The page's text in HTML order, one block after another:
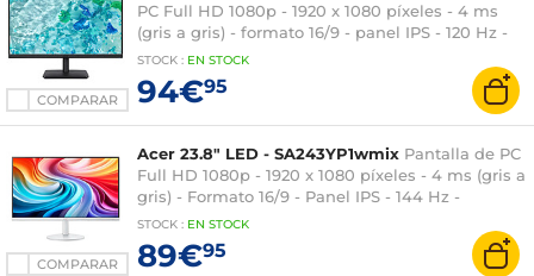
COMPARAR
PC Full HD 1080p - 1920 x 1080 píxeles - 4 ms
(gris a gris) - formato 16/9 - panel IPS - 120 Hz -
Adaptive-Sync - HDMI/DisplayPort/VGA -
Altavoces - Negro
STOCK : EN STOCK
94€95
COMPARAR
Acer 23.8" LED - SA243YP1wmix Pantalla de PC
Full HD 1080p - 1920 x 1080 píxeles - 4 ms (gris a
gris) - Formato 16/9 - Panel IPS - 144 Hz -
FreeSync - HDMI/VGA - Altavoces - Blanco
STOCK : EN STOCK
89€95